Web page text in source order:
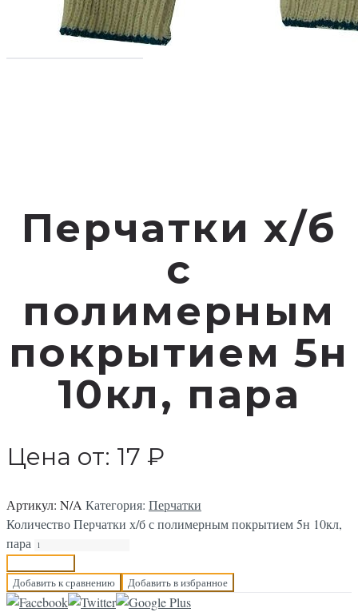
Перчатки х/б
с
полимерным
покрытием 5н
10кл, пара
Цена от: 17 ₽
Артикул: N/A Категория: Перчатки
Количество Перчатки х/б с полимерным покрытием 5н 10кл,
пара
Добавить к сравнению Добавить в избранное